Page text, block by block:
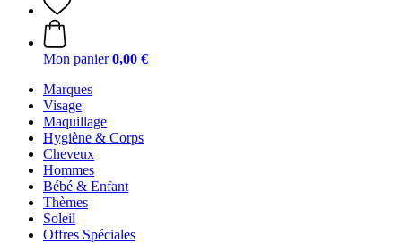
Mon panier 0,00 €
Marques
Visage
Maquillage
Hygiène & Corps
Cheveux
Hommes
Bébé & Enfant
Thèmes
Soleil
Offres Spéciales